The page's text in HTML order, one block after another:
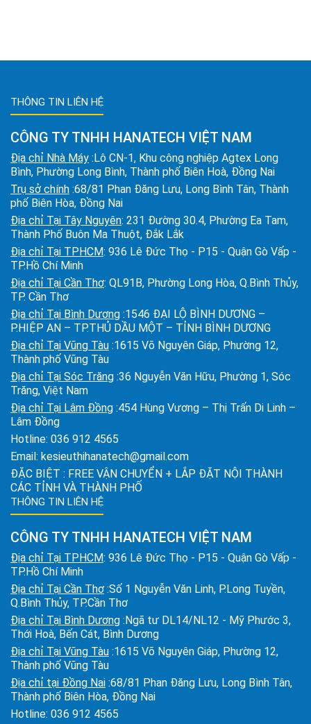
THÔNG TIN LIÊN HỆ
CÔNG TY TNHH HANATECH VIỆT NAM
Địa chỉ Nhà Máy :Lô CN-1, Khu công nghiệp Agtex Long
Bình, Phường Long Bình, Thành phố Biên Hoà, Đồng Nai
Trụ sở chính :68/81 Phan Đăng Lưu, Long Bình Tân, Thành
phố Biên Hòa, Đồng Nai
Địa chỉ Tại Tây Nguyên: 231 Đường 30.4, Phường Ea Tam,
Thành Phố Buôn Ma Thuột, Đắk Lắk
Địa chỉ Tại TPHCM: 936 Lê Đức Thọ - P15 - Quận Gò Vấp -
TP.Hồ Chí Minh
Địa chỉ Tại Cần Thơ: QL91B, Phường Long Hòa, Q.Bình Thủy,
TP. Cần Thơ
Địa chỉ Tại Bình Dương :1546 ĐẠI LỘ BÌNH DƯƠNG –
P.HIỆP AN – TP.THỦ DẦU MỘT – TỈNH BÌNH DƯƠNG
Địa chỉ Tại Vũng Tàu :1615 Võ Nguyên Giáp, Phường 12,
Thành phố Vũng Tàu
Địa chỉ Tại Sóc Trăng :36 Nguyễn Văn Hữu, Phường 1, Sóc
Trăng, Việt Nam
Địa chỉ Tại Lâm Đồng :454 Hùng Vương – Thị Trấn Di Linh –
Lâm Đồng
Hotline: 036 912 4565
Email: kesieuthihanatech@gmail.com
ĐẶC BIỆT : FREE VẬN CHUYỂN + LẮP ĐẶT NỘI THÀNH
CÁC TỈNH VÀ THÀNH PHỐ
THÔNG TIN LIÊN HỆ
CÔNG TY TNHH HANATECH VIỆT NAM
Địa chỉ Tại TPHCM: 936 Lê Đức Thọ - P15 - Quận Gò Vấp -
TP.Hồ Chí Minh
Địa chỉ Tại Cần Thơ :Số 1 Nguyễn Văn Linh, P.Long Tuyền,
Q.Bình Thủy, TP.Cần Thơ
Địa chỉ Tại Bình Dương :Ngã tư DL14/NL12 - Mỹ Phước 3,
Thới Hoà, Bến Cát, Bình Dương
Địa chỉ Tại Vũng Tàu :1615 Võ Nguyên Giáp, Phường 12,
Thành phố Vũng Tàu
Địa chỉ tại Đồng Nai :68/81 Phan Đăng Lưu, Long Bình Tân,
Thành phố Biên Hòa, Đồng Nai
Hotline: 036 912 4565